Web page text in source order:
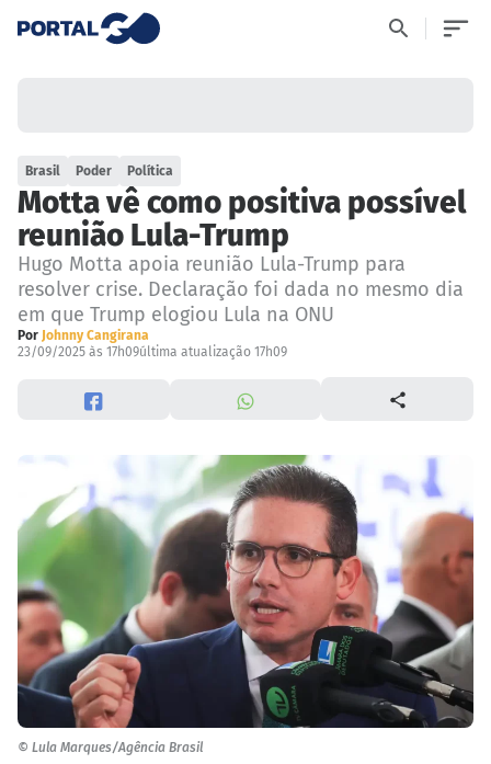
Brasil Poder Política
Motta vê como positiva possível
reunião Lula-Trump
Hugo Motta apoia reunião Lula-Trump para
resolver crise. Declaração foi dada no mesmo dia
em que Trump elogiou Lula na ONU
Por Johnny Cangirana
23/09/2025 às 17h09última atualização 17h09
© Lula Marques/Agência Brasil